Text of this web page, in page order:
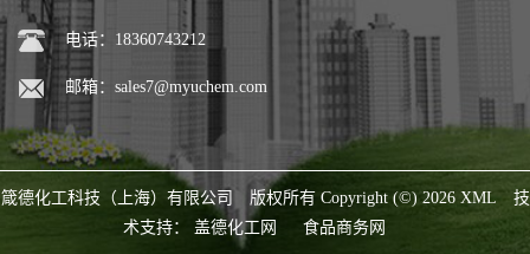
电话：18360743212
邮箱： sales7@myuchem.com
箴德化工科技（上海）有限公司 版权所有 Copyright (©) 2026 XML
技
术支持： 盖德化工网 食品商务网